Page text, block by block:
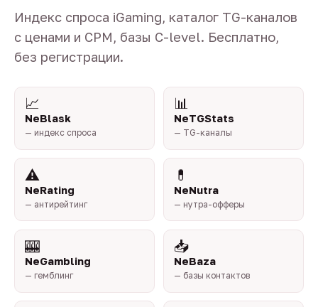
Индекс спроса iGaming, каталог TG-каналов
с ценами и CPM, базы C-level. Бесплатно,
без регистрации.
📈
NeBlask
— индекс спроса
📊
NeTGStats
— TG-каналы
⚠️
NeRating
— антирейтинг
💊
NeNutra
— нутра-офферы
🎰
NeGambling
— гемблинг
📥
NeBaza
— базы контактов